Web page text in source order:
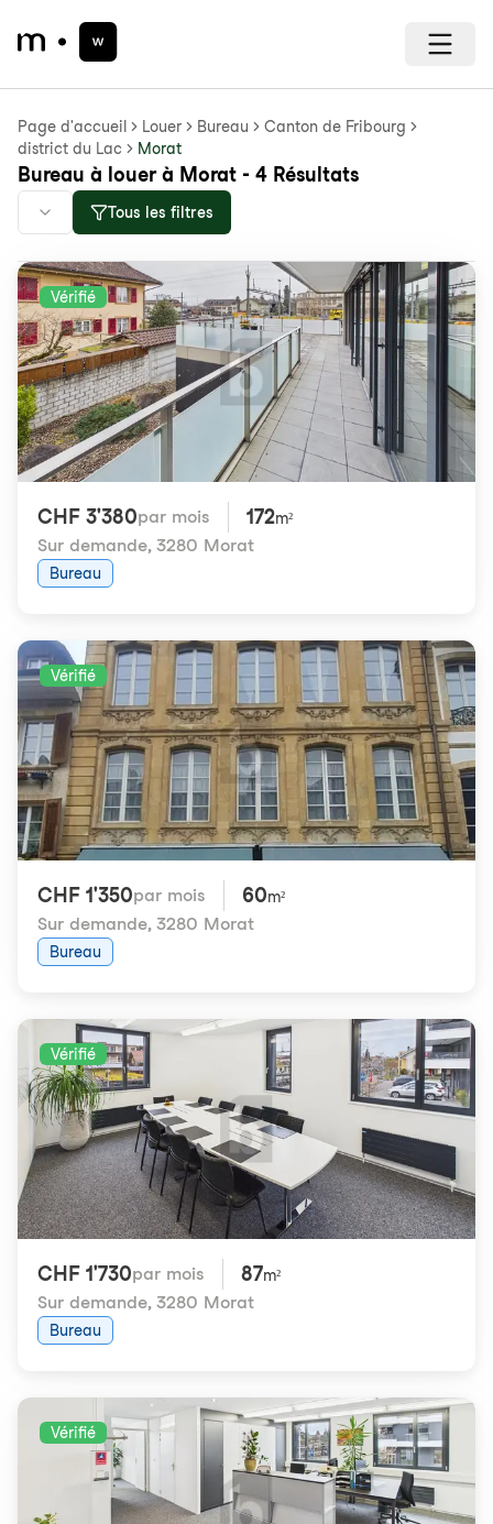
Page d'accueil Louer Bureau
Canton de Fribourg
district du Lac
Morat
Bureau à louer à Morat - 4 Résultats
Tous les filtres
Vérifié
CHF 3'380par mois 172m²
Sur demande, 3280 Morat
Bureau
Vérifié
CHF 1'350par mois 60m²
Sur demande, 3280 Morat
Bureau
Vérifié
CHF 1'730par mois 87m²
Sur demande, 3280 Morat
Bureau
Vérifié